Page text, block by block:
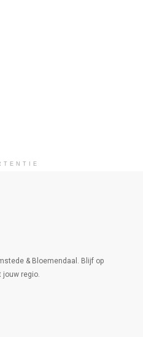
& Bloemendaal. Blijf op
jouw regio.